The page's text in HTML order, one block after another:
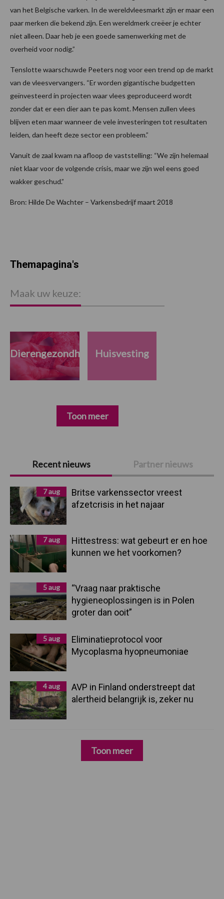
van het Belgische varken. In de wereldvleesmarkt zijn er maar een
paar merken die bekend zijn. Een wereldmerk creëer je echter
niet alleen. Daar heb je een goede samenwerking met de
overheid voor nodig.”
Tenslotte waarschuwde Peeters nog voor een trend op de markt
van de vleesvervangers. “Er worden gigantische budgetten
geïnvesteerd in projecten waar vlees geproduceerd wordt
zonder dat er een dier aan te pas komt. Mensen zullen vlees
blijven eten maar wanneer de vele investeringen tot resultaten
leiden, dan heeft deze sector een probleem.”
Vanuit de zaal kwam na afloop de vaststelling: “We zijn helemaal
niet klaar voor de volgende crisis, maar we zijn wel eens goed
wakker geschud.”
Bron: Hilde De Wachter – Varkensbedrijf maart 2018
Primaire
Sidebar
Recent nieuws Partner nieuws
7 aug
Britse varkenssector vreest
afzetcrisis in het najaar
7 aug
Hittestress: wat gebeurt er en hoe
kunnen we het voorkomen?
5 aug
“Vraag naar praktische
hygieneoplossingen is in Polen
groter dan ooit”
5 aug
Eliminatieprotocol voor
Mycoplasma hyopneumoniae
4 aug
AVP in Finland onderstreept dat
alertheid belangrijk is, zeker nu
Toon meer
Themapagina's
Maak uw keuze:
Dierengezondheid Huisvesting
Toon meer